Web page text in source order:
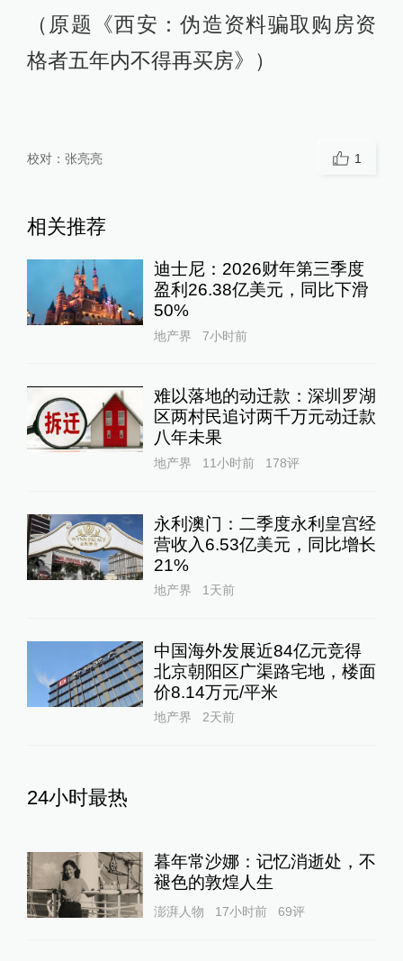
（原题《西安：伪造资料骗取购房资
格者五年内不得再买房》）
校对： 张亮亮 1
相关推荐
迪士尼：2026财年第三季度
盈利26.38亿美元，同比下滑
50%
地产界 7小时前
难以落地的动迁款：深圳罗湖
区两村民追讨两千万元动迁款
八年未果
地产界 11小时前 178评
永利澳门：二季度永利皇宫经
营收入6.53亿美元，同比增长
21%
地产界 1天前
中国海外发展近84亿元竞得
北京朝阳区广渠路宅地，楼面
价8.14万元/平米
地产界 2天前
24小时最热
暮年常沙娜：记忆消逝处，不
褪色的敦煌人生
澎湃人物 17小时前 69评